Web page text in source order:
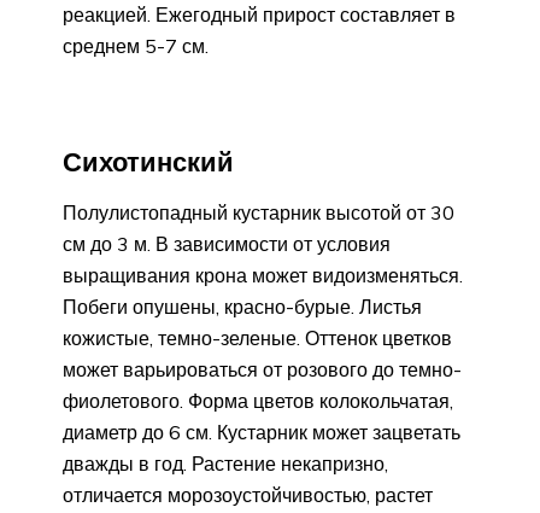
реакцией. Ежегодный прирост составляет в
среднем 5-7 см.
Сихотинский
Полулистопадный кустарник высотой от 30
см до 3 м. В зависимости от условия
выращивания крона может видоизменяться.
Побеги опушены, красно-бурые. Листья
кожистые, темно-зеленые. Оттенок цветков
может варьироваться от розового до темно-
фиолетового. Форма цветов колокольчатая,
диаметр до 6 см. Кустарник может зацветать
дважды в год. Растение некапризно,
отличается морозоустойчивостью, растет